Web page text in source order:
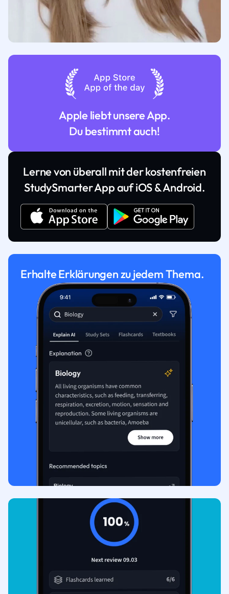
Apple liebt unsere App.
Du bestimmt auch!
Lerne von überall mit der kostenfreien
StudySmarter App auf iOS & Android.
Erhalte Erklärungen zu jedem Thema.